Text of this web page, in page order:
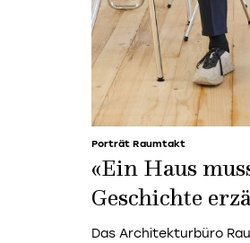
Porträt Raumtakt
«Ein Haus
Geschichte
Das Architekturbüro